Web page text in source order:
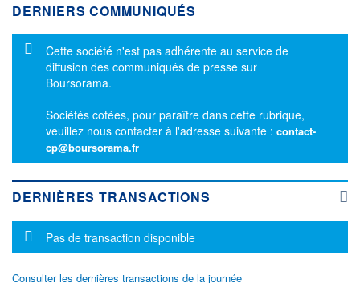
DERNIERS COMMUNIQUÉS
Message d'information
Cette société n'est pas adhérente au service de
diffusion des communiqués de presse sur
Boursorama.
Sociétés cotées, pour paraître dans cette rubrique,
veuillez nous contacter à l'adresse suivante : contact-
cp@boursorama.fr
DERNIÈRES TRANSACTIONS
Message d'information
Pas de transaction disponible
Consulter les dernières transactions de la journée